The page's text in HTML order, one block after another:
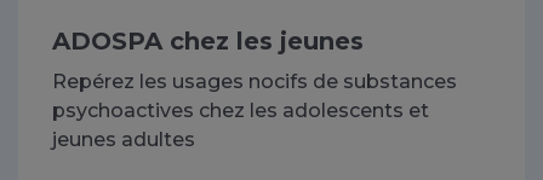
ADOSPA chez les jeunes
Repérez les usages nocifs de substances
psychoactives chez les adolescents et
jeunes adultes